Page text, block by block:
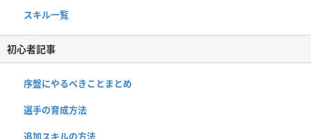
スキル一覧
初心者記事
序盤にやるべきことまとめ
選手の育成方法
追加スキルの方法